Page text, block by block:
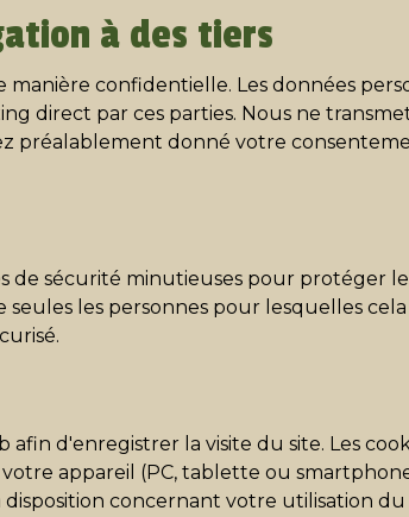
à des tiers
manière confidentielle. Les données
direct par ces parties. Nous ne
préalablement donné votre
de sécurité minutieuses pour protéger
seules les personnes pour lesquelles
afin d'enregistrer la visite du site. Les
appareil (PC, tablette ou
concernant votre utilisation